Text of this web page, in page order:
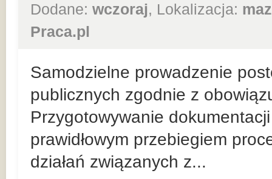
Dodane: wczoraj, Lokalizacja:
Praca.pl
Samodzielne prowadzenie
publicznych zgodnie z
Przygotowywanie
prawidłowym przebiegiem
działań związanych z...